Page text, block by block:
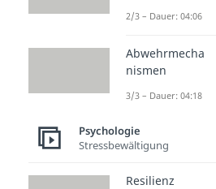
verdeutlicht, wie
es darum, das
und die
chronischen
2/3 – Dauer: 04:06
Abwehrmecha
nismen
3/3 – Dauer: 04:18
Psychologie
Stressbewältigung
Resilienz